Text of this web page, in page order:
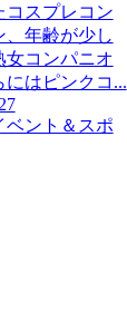
コスプレコン
、年齢が少し
女コンパニオ
にはピンクコ...
ベント＆スポ